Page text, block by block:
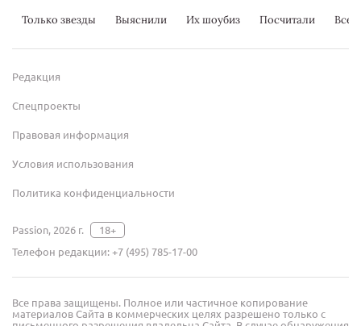
Только звезды Выяснили Их шоубиз Посчитали
Редакция
Спецпроекты
Правовая информация
Условия использования
Политика конфиденциальности
Passion, 2026 г.
18+
Телефон редакции:+7 (495) 785-17-00
Все права защищены. Полное или частичное копирование
материалов Сайта в коммерческих целях разрешено только с